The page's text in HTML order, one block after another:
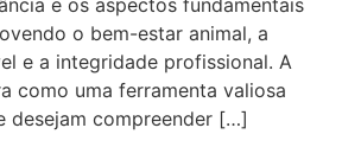
o bem-estar animal, a
e a integridade profissional. A
como uma ferramenta valiosa
desejam compreender […]